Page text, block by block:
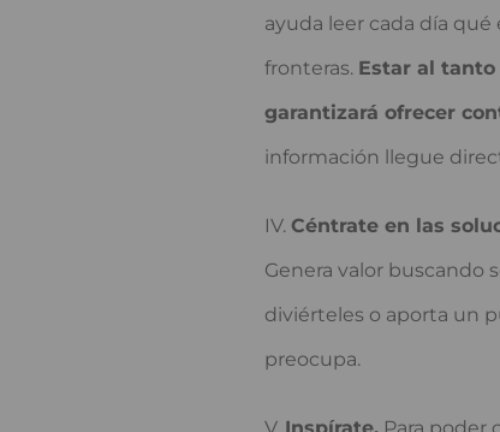
ayuda leer cada día
fronteras. Estar al
garantizará ofrecer
información llegue
Céntrate en las
Genera valor buscando
diviérteles o aporta un
preocupa.